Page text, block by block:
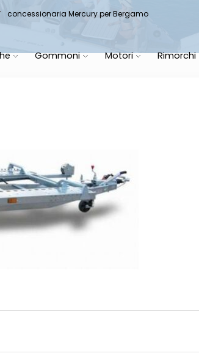
concessionaria Mercury per Bergamo
Gommoni Motori Rimorchi